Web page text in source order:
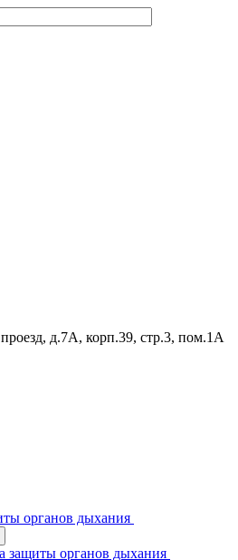
д.7А, корп.39, стр.3, пом.1А
органов дыхания
защиты органов дыхания